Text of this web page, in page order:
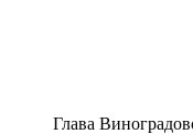
Глава